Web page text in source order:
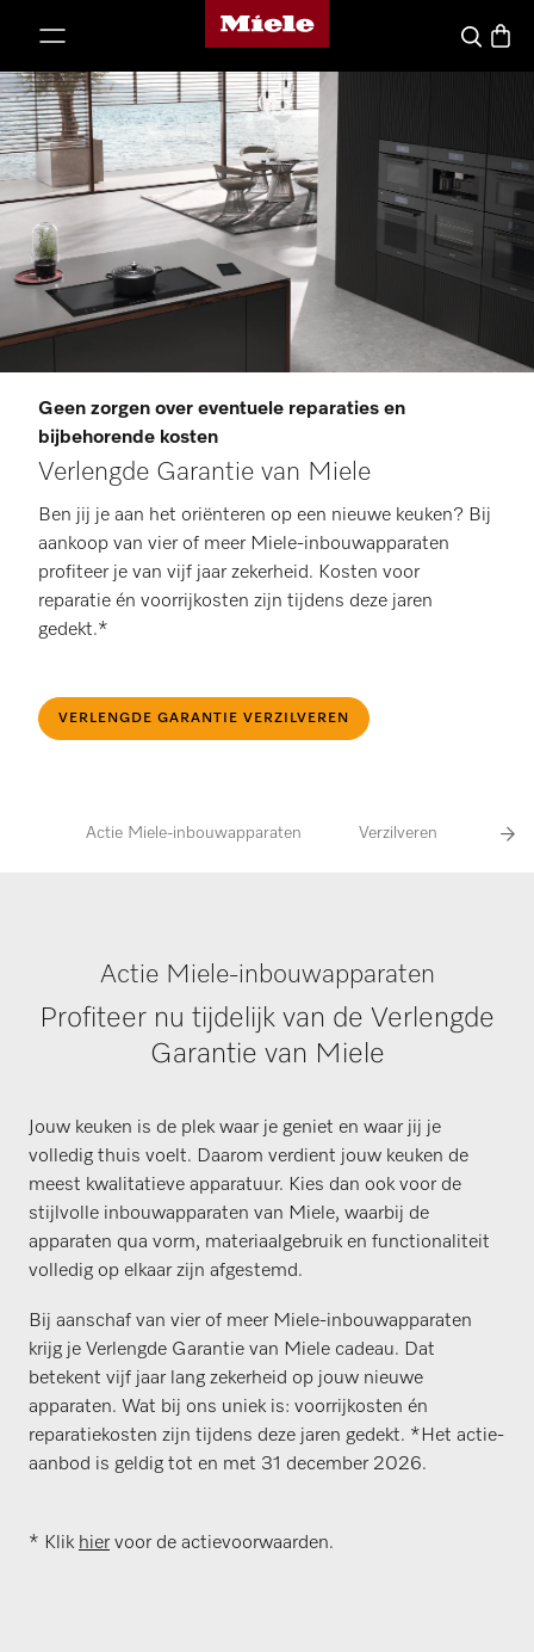
Homepage van Miele
Wat zoek
Geen zorgen over eventuele reparaties en
bijbehorende kosten
Verlengde Garantie van Miele
Ben jij je aan het oriënteren op een nieuwe keuken? Bij
aankoop van vier of meer Miele-inbouwapparaten
profiteer je van vijf jaar zekerheid. Kosten voor
reparatie én voorrijkosten zijn tijdens deze jaren
gedekt.*
VERLENGDE GARANTIE VERZILVEREN
Actie Miele-inbouwapparaten Verzilveren
Actie Miele-inbouwapparaten
Profiteer nu tijdelijk van de Verlengde
Garantie van Miele
Jouw keuken is de plek waar je geniet en waar jij je
volledig thuis voelt. Daarom verdient jouw keuken de
meest kwalitatieve apparatuur. Kies dan ook voor de
stijlvolle inbouwapparaten van Miele, waarbij de
apparaten qua vorm, materiaalgebruik en functionaliteit
volledig op elkaar zijn afgestemd.
Bij aanschaf van vier of meer Miele-inbouwapparaten
krijg je Verlengde Garantie van Miele cadeau. Dat
betekent vijf jaar lang zekerheid op jouw nieuwe
apparaten. Wat bij ons uniek is: voorrijkosten én
reparatiekosten zijn tijdens deze jaren gedekt. *Het actie-
aanbod is geldig tot en met 31 december 2026.
* Klik hiervoor de actievoorwaarden.